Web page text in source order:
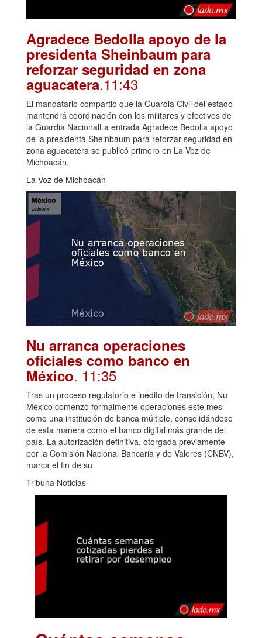
Agradece Bedolla apoyo de la
presidenta Sheinbaum para
reforzar seguridad en zona
aguacatera.11:43
El mandatario compartió que la Guardia Civil del estado
mantendrá coordinación con los militares y efectivos de
la Guardia NacionalLa entrada Agradece Bedolla apoyo
de la presidenta Sheinbaum para reforzar seguridad en
zona aguacatera se publicó primero en La Voz de
Michoacán.
La Voz de Michoacán
Nu arranca operaciones
oficiales como banco en
México. 11:35
Tras un proceso regulatorio e inédito de transición, Nu
México comenzó formalmente operaciones este mes
como una institución de banca múltiple, consolidándose
de esta manera como el banco digital más grande del
país. La autorización definitiva, otorgada previamente
por la Comisión Nacional Bancaria y de Valores (CNBV),
marca el fin de su
Tribuna Noticias